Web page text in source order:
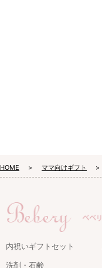
HOME ママ向けギフト
内祝いギフトセット
洗剤・石鹸